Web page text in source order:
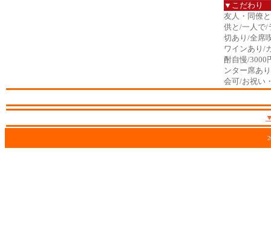
▼こだわり
友人・同僚
供と/一人で/
切あり/全席
ワインあり/
酎自慢/3000
ンター席あ
会可/お祝い